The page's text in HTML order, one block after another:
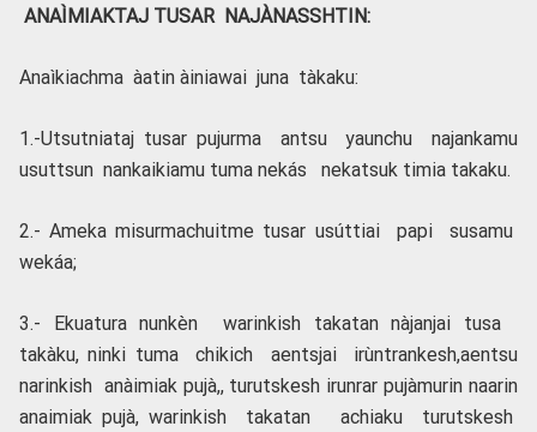
ANAÌMIAKTAJ TUSAR NAJÀNASSHTIN:
Anaìkiachma àatin àiniawai juna tàkaku:
1.-Utsutniataj tusar pujurma antsu yaunchu najankamu
usuttsun nankaikiamu tuma nekás nekatsuk timia takaku.
2.- Ameka misurmachuitme tusar usúttiai papi susamu
wekáa;
3.- Ekuatura nunkèn warinkish takatan nàjanjai tusa
takàku, ninki tuma chikich aentsjai irùntrankesh,aentsu
narinkish anàimiak pujà,, turutskesh irunrar pujàmurin naarin
anaimiak pujà, warinkish takatan achiaku turutskesh